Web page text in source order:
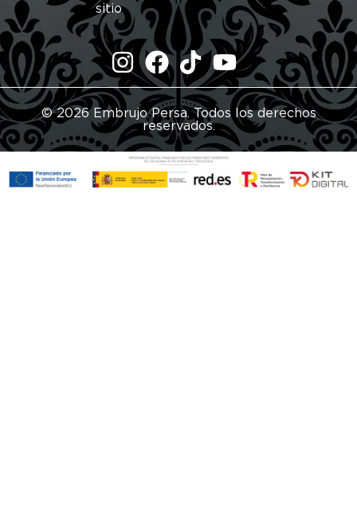
sitio
© 2026 Embrujo Persa. Todos los derechos
reservados.